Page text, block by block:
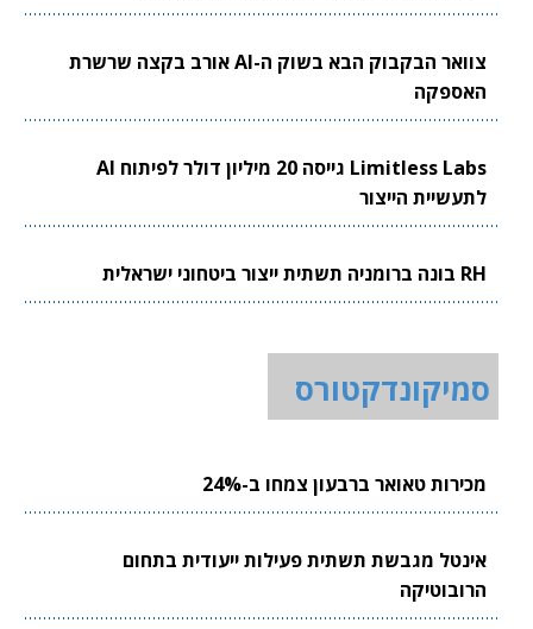
צוואר הבקבוק הבא בשוק ה-AI אורב בקצה שרשרת
האספקה
Limitless Labs גייסה 20 מיליון דולר לפיתוח AI
לתעשיית הייצור
RH בונה ברומניה תשתית ייצור ביטחוני ישראלית
סמיקונדקטורס
מכירות טאואר ברבעון צמחו ב-24%
אינטל מגבשת תשתית פעילות ייעודית בתחום
הרובוטיקה